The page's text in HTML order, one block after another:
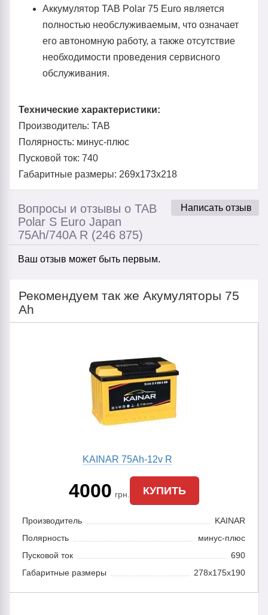
Аккумулятор TAB Polar 75 Euro является
полностью необслуживаемым, что означает
его автономную работу, а также отсутствие
необходимости проведения сервисного
обслуживания.
Технические характеристики:
Производитель: TAB
Полярность: минус-плюс
Пусковой ток: 740
Габаритные размеры: 269x173x218
Написать отзыв
Вопросы и отзывы о TAB
Polar S Euro Japan
75Ah/740A R (246 875)
Ваш отзыв может быть первым.
Рекомендуем так же Акумуляторы 75
Ah
KAINAR 75Ah-12v R
4000 грн. КУПИТЬ
Производитель
KAINAR
Полярность
минус-плюс
Пусковой ток
690
Габаритные размеры
278x175x190